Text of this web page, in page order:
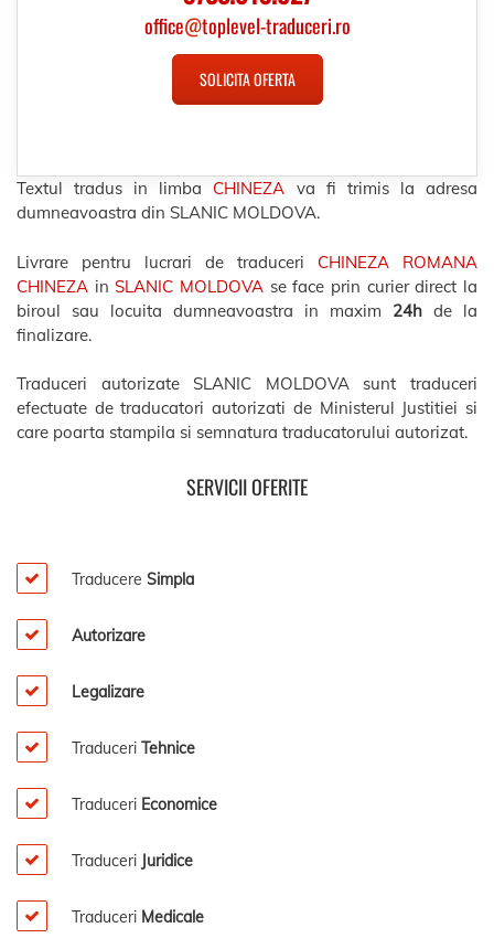
office@toplevel-traduceri.ro
SOLICITA OFERTA
Textul tradus in limba CHINEZA va fi trimis la adresa
dumneavoastra din SLANIC MOLDOVA.
Livrare pentru lucrari de traduceri CHINEZA ROMANA
CHINEZA inSLANIC MOLDOVA se face prin curier direct la
biroul sau locuita dumneavoastra in maxim 24h de la
finalizare.
Traduceri autorizate SLANIC MOLDOVA sunt traduceri
efectuate de traducatori autorizati de Ministerul Justitiei si
care poarta stampila si semnatura traducatorului autorizat.
SERVICII OFERITE
Traducere Simpla
Autorizare
Legalizare
Traduceri Tehnice
Traduceri Economice
Traduceri Juridice
Traduceri Medicale